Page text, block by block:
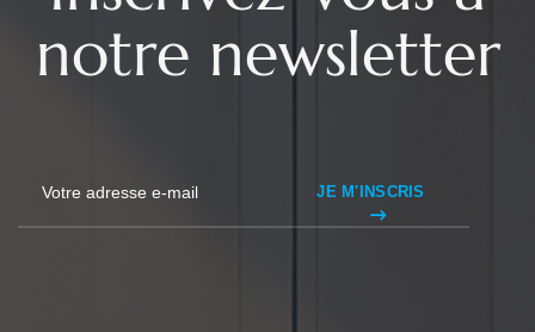
notre newsletter
JE M'INSCRIS